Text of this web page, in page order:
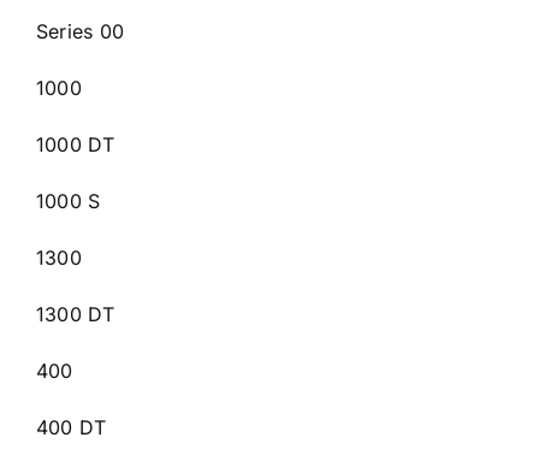
Series 00
1000
1000 DT
1000 S
1300
1300 DT
400
400 DT